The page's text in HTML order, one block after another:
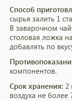
Способ
сырья залить 1
В заварочном
столовая ложка
добавлять по
компонентов.
Срок хранения: 2
воздуха не более